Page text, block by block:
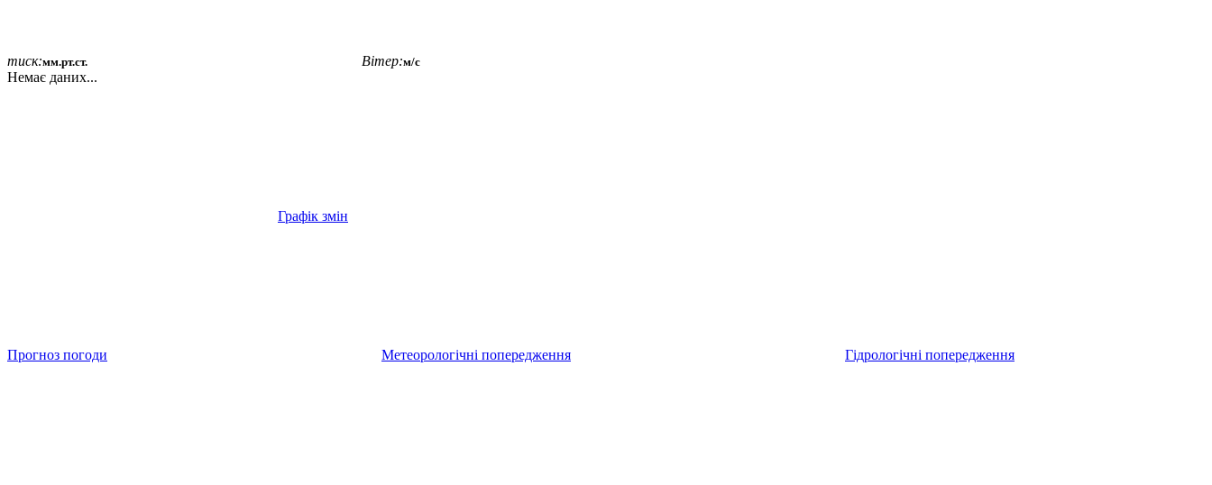
тиск:мм.рт.ст. Вітер:м/с
Немає даних...
Графік змін
Прогноз погоди Метеорологічні попередження Гідрологічні попередження